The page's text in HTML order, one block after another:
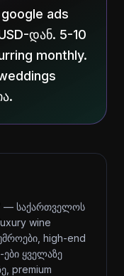
ads
დან. 5-10
monthly.
— საქართველოს
wine
high-end
ყველაზე
premium